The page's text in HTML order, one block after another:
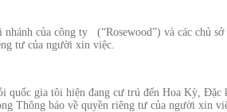
của công ty (“Rosewood”) và các chủ
tư của người xin việc.
quốc gia tôi hiện đang cư trú đến Hoa Kỳ, Đặc
Thông báo về quyền riêng tư của người xin